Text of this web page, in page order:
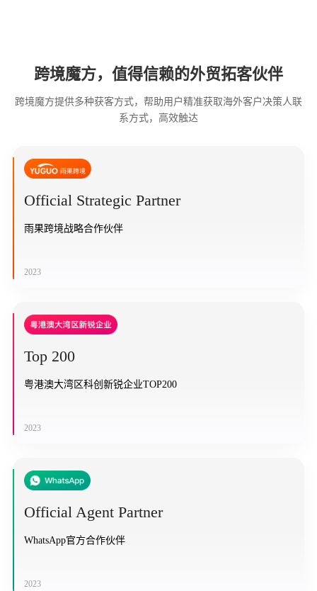
跨境魔方，值得信赖的外贸拓客伙伴
跨境魔方提供多种获客方式，帮助用户精准获取海外客户决策人联
系方式，高效触达
Official Strategic Partner
雨果跨境战略合作伙伴
2023
Top 200
粤港澳大湾区科创新锐企业TOP200
2023
Official Agent Partner
WhatsApp官方合作伙伴
2023